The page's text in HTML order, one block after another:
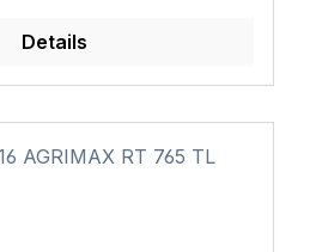
Details